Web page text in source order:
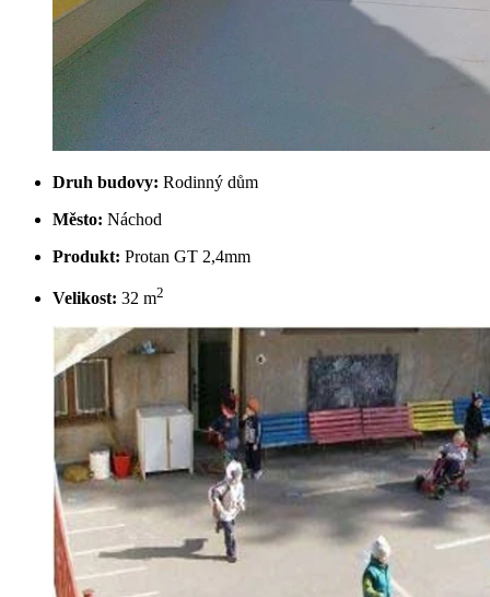
Druh budovy: Rodinný dům
Město: Náchod
Produkt: Protan GT 2,4mm
Velikost: 32 m2